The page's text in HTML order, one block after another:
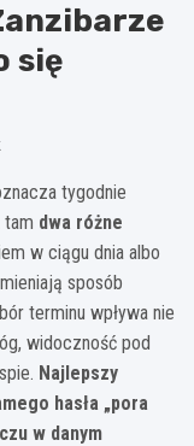
się
tygodnie
tam dwa różne
w ciągu dnia albo
sposób
terminu wpływa nie
widoczność pod
Najlepszy
hasła „pora
w danym